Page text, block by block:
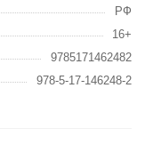
РФ
16+
9785171462482
978-5-17-146248-2